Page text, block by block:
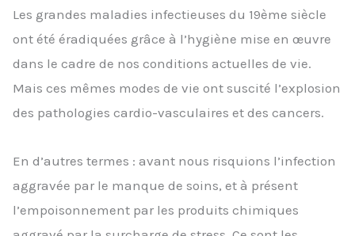
Les grandes maladies infectieuses du 19ème siècle
ont été éradiquées grâce à l’hygiène mise en œuvre
dans le cadre de nos conditions actuelles de vie.
Mais ces mêmes modes de vie ont suscité l’explosion
des pathologies cardio-vasculaires et des cancers.
En d’autres termes : avant nous risquions l’infection
aggravée par le manque de soins, et à présent
l’empoisonnement par les produits chimiques